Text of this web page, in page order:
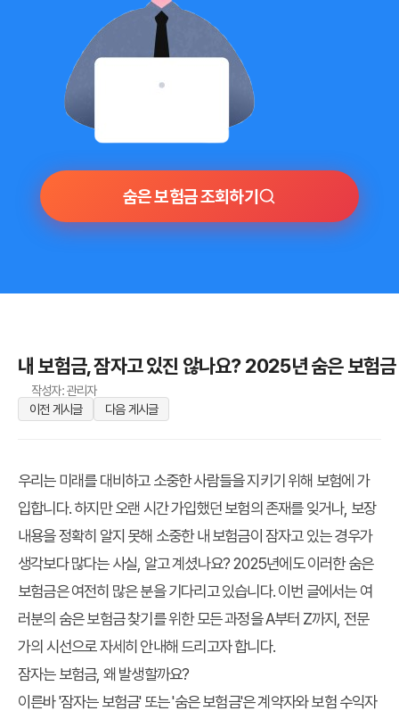
숨은 보험금 조회하기
내 보험금, 잠자고 있진 않나요? 2025년 숨은 보험
작성자: 관리자
이전 게시글
다음 게시글
우리는 미래를 대비하고 소중한 사람들을 지키기 위해 보험에 가
입합니다. 하지만 오랜 시간 가입했던 보험의 존재를 잊거나, 보장
내용을 정확히 알지 못해 소중한내 보험금이 잠자고 있는 경우가
생각보다 많다는 사실, 알고 계셨나요? 2025년에도 이러한 숨은
보험금은 여전히 많은 분을 기다리고 있습니다. 이번 글에서는 여
러분의 숨은 보험금 찾기 를 위한 모든 과정을 A부터 Z까지, 전문
가의 시선으로 자세히 안내해 드리고자 합니다.
잠자는 보험금, 왜 발생할까요?
이른바 '잠자는 보험금' 또는 '숨은 보험금'은 계약자와 보험 수익자